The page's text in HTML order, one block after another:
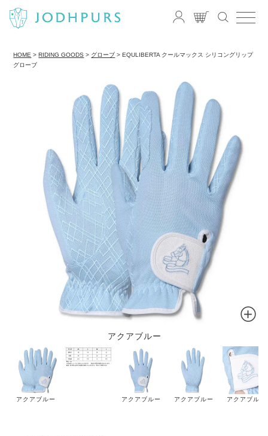
HOME RIDING GOODS グローブ
EQULIBERTA クールマックス シリコングリップ
グローブ
アクアブルー
アクアブルー アクアブルー アクアブルー アクアブルー